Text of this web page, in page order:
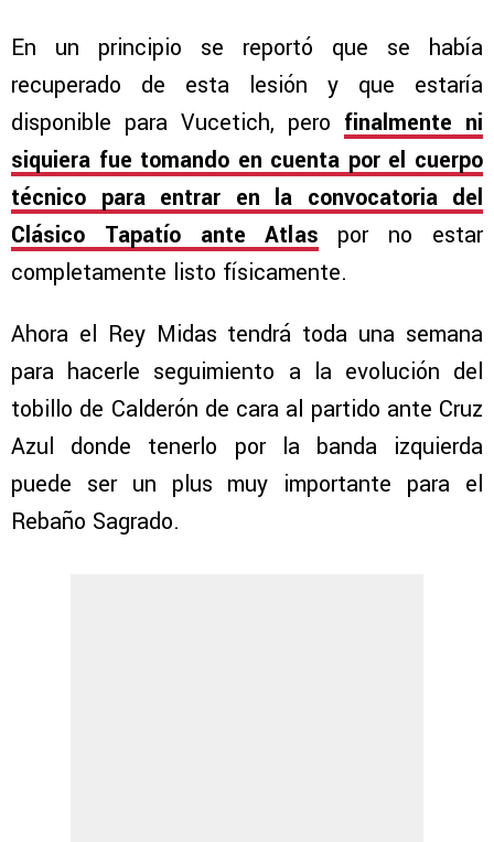
En un principio se reportó que se había
recuperado de esta lesión y que estaría
disponible para Vucetich, pero finalmente ni
siquiera fue tomando en cuenta por el cuerpo
técnico para entrar en la convocatoria del
Clásico Tapatío ante Atlas por no estar
completamente listo físicamente.
Ahora el Rey Midas tendrá toda una semana
para hacerle seguimiento a la evolución del
tobillo de Calderón de cara al partido ante Cruz
Azul donde tenerlo por la banda izquierda
puede ser un plus muy importante para el
Rebaño Sagrado.